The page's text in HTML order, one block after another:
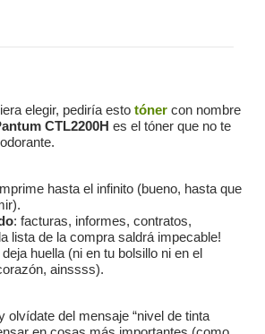
elegir, pediría esto tóner con nombre
CTL2200H es el tóner que no te
hasta el infinito (bueno, hasta que
: facturas, informes, contratos,
lista de la compra saldrá impecable!
deja huella (ni en tu bolsillo ni en el
ainssss).
olvídate del mensaje “nivel de tinta